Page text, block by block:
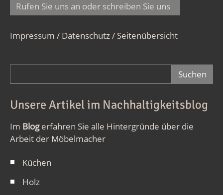
Rufen Sie uns an oder schreiben Sie uns
Impressum / Datenschutz/ Seitenübersicht
Unsere Artikel im Nachhaltigkeitsblog
Im Blogerfahren Sie alle Hintergründe über die
Arbeit der Möbelmacher
Küchen
Holz